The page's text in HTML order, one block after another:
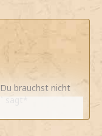
Du brauchst nicht
sagt*